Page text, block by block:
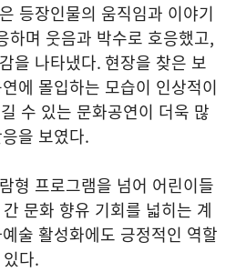
등장인물의 움직임과 이야기
하며 웃음과 박수로 호응했고,
을 나타냈다. 현장을 찾은 보
에 몰입하는 모습이 인상적이
수 있는 문화공연이 더욱 많
을 보였다.
형 프로그램을 넘어 어린이들
문화 향유 기회를 넓히는 계
술 활성화에도 긍정적인 역할
다.